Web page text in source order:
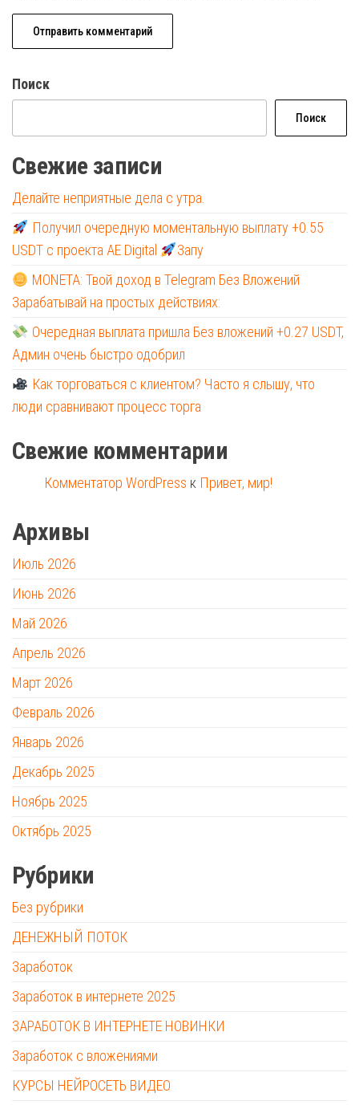
Поиск
Поиск
Свежие записи
Делайте неприятные дела с утра.
Получил очередную моментальную выплату +0.55
USDT с проекта AE Digital
Запу
MONETA: Твой доход в Telegram Без Вложений
Зарабатывай на простых действиях:
Очередная выплата пришла Без вложений +0.27 USDT,
Админ очень быстро одобрил
Как торговаться с клиентом? Часто я слышу, что
люди сравнивают процесс торга
Свежие комментарии
Комментатор WordPress к Привет, мир!
Архивы
Июль 2026
Июнь 2026
Май 2026
Апрель 2026
Март 2026
Февраль 2026
Январь 2026
Декабрь 2025
Ноябрь 2025
Октябрь 2025
Рубрики
Без рубрики
ДЕНЕЖНЫЙ ПОТОК
Заработок
Заработок в интернете 2025
ЗАРАБОТОК В ИНТЕРНЕТЕ НОВИНКИ
Заработок с вложениями
КУРСЫ НЕЙРОСЕТЬ ВИДЕО